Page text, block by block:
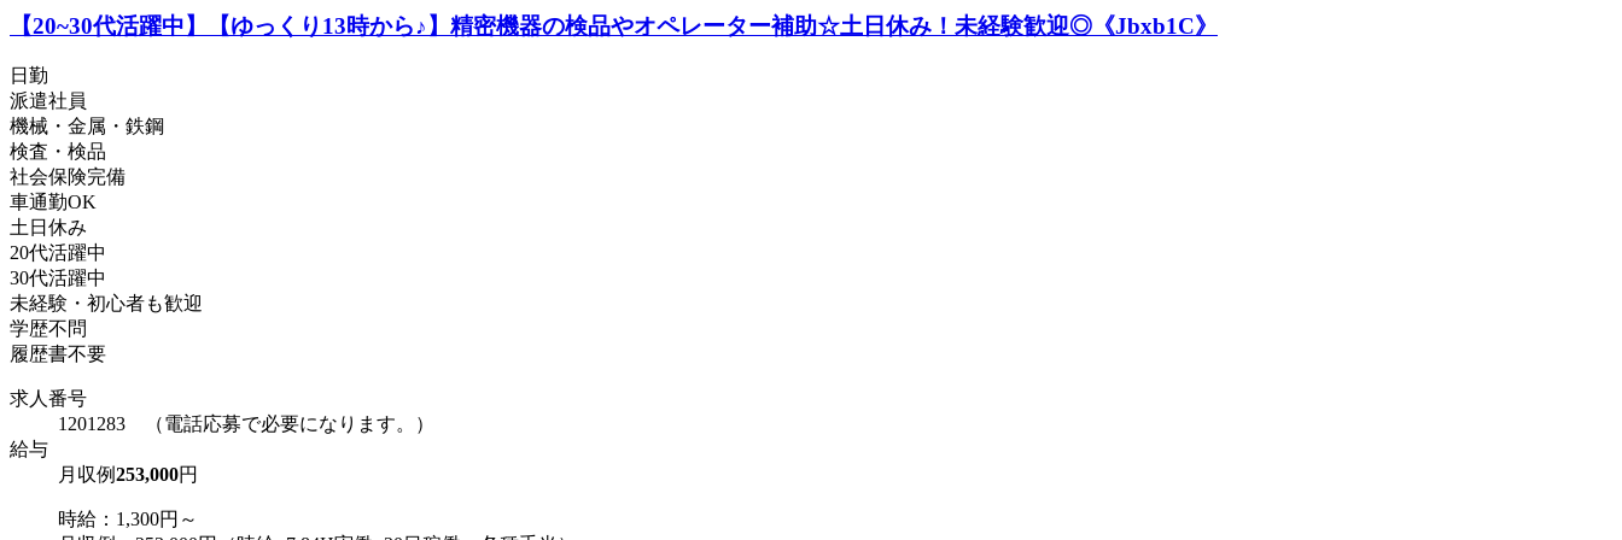
【20~30代活躍中】【ゆっくり13時から♪】精密機器の検品やオペレーター補助☆土日休み！未経験歓迎◎《Jbxb1C》
日勤
派遣社員
機械・金属・鉄鋼
検査・検品
社会保険完備
車通勤OK
土日休み
20代活躍中
30代活躍中
未経験・初心者も歓迎
学歴不問
履歴書不要
求人番号
1201283 （電話応募で必要になります。）
給与
月収例253,000円
時給：1,300円～